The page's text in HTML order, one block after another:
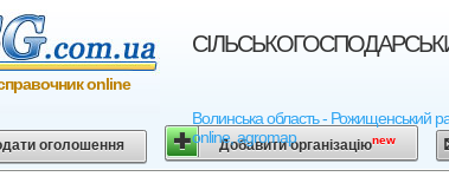
Волинська область -
online, agromap
online
оголошення Добавити організаціюnew